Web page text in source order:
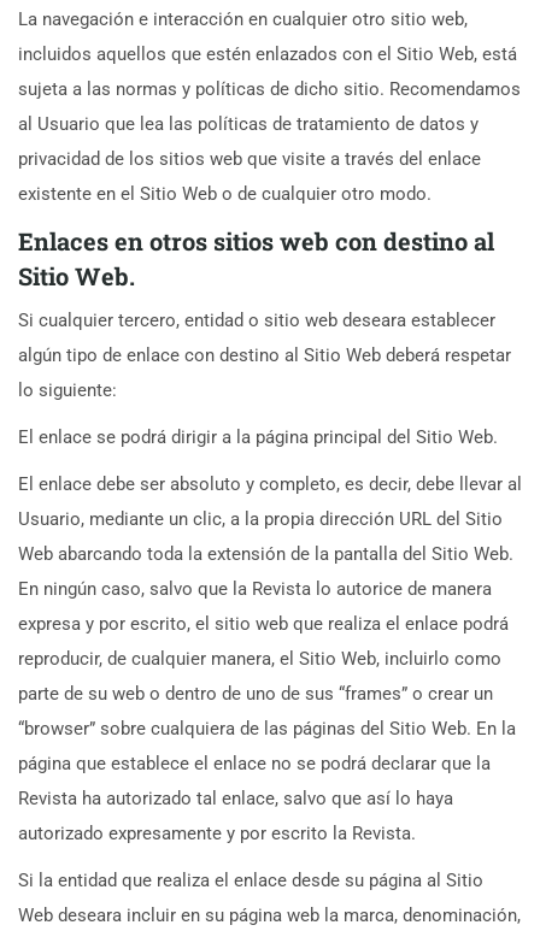
La navegación e interacción en cualquier otro sitio web,
incluidos aquellos que estén enlazados con el Sitio Web, está
sujeta a las normas y políticas de dicho sitio. Recomendamos
al Usuario que lea las políticas de tratamiento de datos y
privacidad de los sitios web que visite a través del enlace
existente en el Sitio Web o de cualquier otro modo.
Enlaces en otros sitios web con destino al
Sitio Web.
Si cualquier tercero, entidad o sitio web deseara establecer
algún tipo de enlace con destino al Sitio Web deberá respetar
lo siguiente:
El enlace se podrá dirigir a la página principal del Sitio Web.
El enlace debe ser absoluto y completo, es decir, debe llevar al
Usuario, mediante un clic, a la propia dirección URL del Sitio
Web abarcando toda la extensión de la pantalla del Sitio Web.
En ningún caso, salvo que la Revista lo autorice de manera
expresa y por escrito, el sitio web que realiza el enlace podrá
reproducir, de cualquier manera, el Sitio Web, incluirlo como
parte de su web o dentro de uno de sus “frames” o crear un
“browser” sobre cualquiera de las páginas del Sitio Web. En la
página que establece el enlace no se podrá declarar que la
Revista ha autorizado tal enlace, salvo que así lo haya
autorizado expresamente y por escrito la Revista.
Si la entidad que realiza el enlace desde su página al Sitio
Web deseara incluir en su página web la marca, denominación,